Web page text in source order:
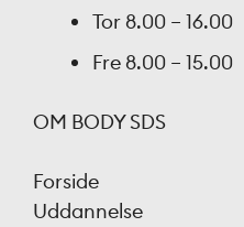
Tor 8.00 – 16.00
Fre 8.00 – 15.00
OM BODY SDS
Forside
Uddannelse